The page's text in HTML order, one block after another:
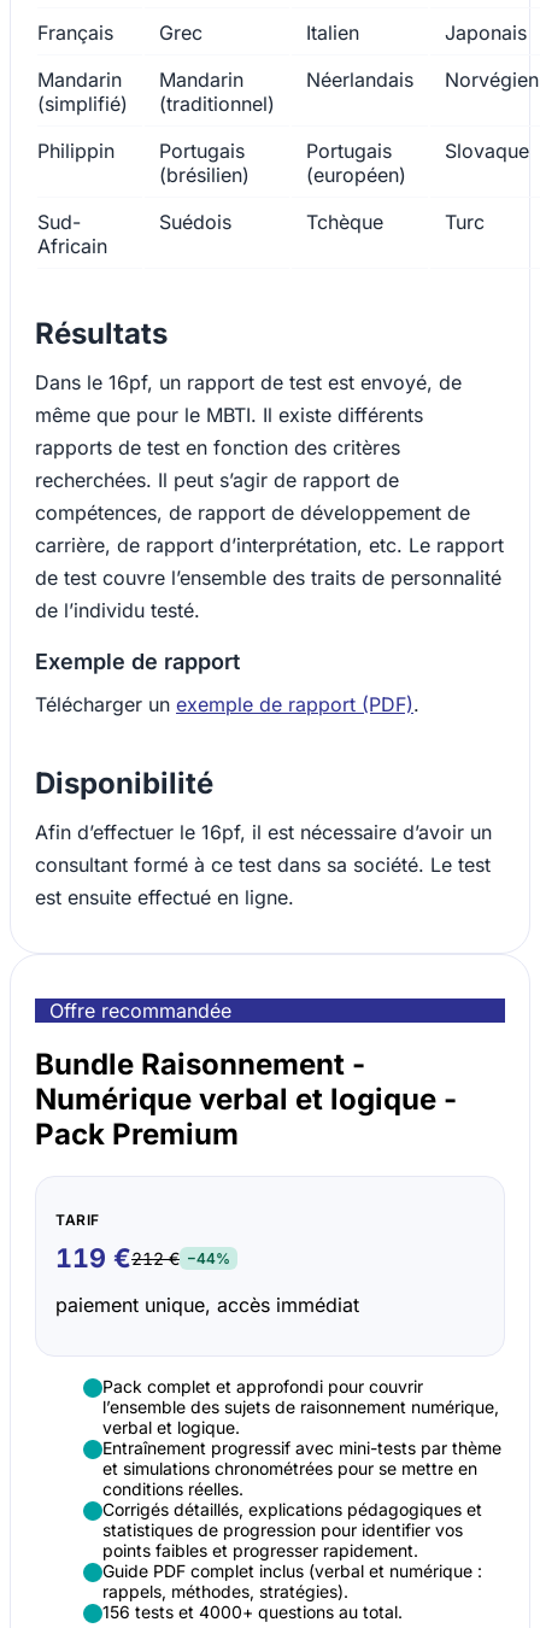
Français
Grec Italien
Japonais
Mandarin
(simplifié)
Mandarin
(traditionnel)
Néerlandais Norvégien
Philippin
Portugais
(brésilien)
Portugais
(européen)
Slovaque
Sud-
Africain
Suédois Tchèque Turc
Résultats
Dans le 16pf, un rapport de test est envoyé, de
même que pour le MBTI. Il existe différents
rapports de test en fonction des critères
recherchées. Il peut s’agir de rapport de
compétences, de rapport de développement de
carrière, de rapport d’interprétation, etc. Le rapport
de test couvre l’ensemble des traits de personnalité
de l’individu testé.
Exemple de rapport
Télécharger un exemple de rapport (PDF).
Disponibilité
Afin d’effectuer le 16pf, il est nécessaire d’avoir un
consultant formé à ce test dans sa société. Le test
est ensuite effectué en ligne.
Offre recommandée
Bundle Raisonnement -
Numérique verbal et logique -
Pack Premium
TARIF
119 €212 € −44%
paiement unique, accès immédiat
Pack complet et approfondi pour couvrir
l’ensemble des sujets de raisonnement numérique,
verbal et logique.
Entraînement progressif avec mini-tests par thème
et simulations chronométrées pour se mettre en
conditions réelles.
Corrigés détaillés, explications pédagogiques et
statistiques de progression pour identifier vos
points faibles et progresser rapidement.
Guide PDF complet inclus (verbal et numérique :
rappels, méthodes, stratégies).
156 tests et 4000+ questions au total.